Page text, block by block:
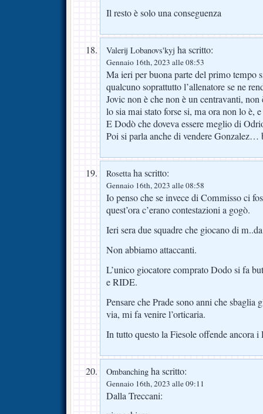
Il resto è solo una conseguenza
Valerij Lobanovs'kyj ha scritto:
Gennaio 16th, 2023 alle 08:53
Ma ieri per buona parte del primo tempo
qualcuno soprattutto l’allenatore se ne
Jovic non è che non è un centravanti, non
lo sia mai stato forse si, ma ora non lo è,
E Dodò che doveva essere meglio di
Poi si parla anche di vendere
Rosettaha scritto:
Gennaio 16th, 2023 alle 08:58
Io penso che se invece di Commisso ci
quest’ora c’erano contestazioni a gogò.
Ieri sera due squadre che giocano di
Non abbiamo attaccanti.
L’unico giocatore comprato Dodo si fa
e RIDE.
Pensare che Prade sono anni che sbaglia
via, mi fa venire l’orticaria.
In tutto questo la Fiesole offende ancora
Ombanching ha scritto:
Gennaio 16th, 2023 alle 09:11
Dalla Treccani: